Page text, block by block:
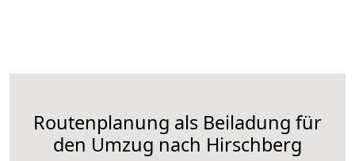
Routenplanung als Beiladung für
den Umzug nach Hirschberg